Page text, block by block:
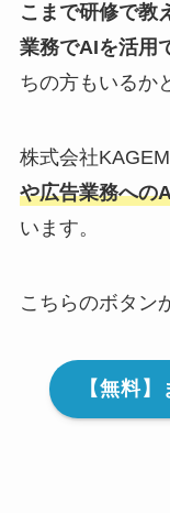
こまで研修で教
業務でAIを活用
ちの方もいるか
株式会社
や広告業務への
います。
こちらのボタン
【無料